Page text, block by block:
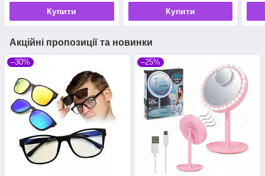
Купити Купити
Акційні пропозиції та новинки
–30% –25%